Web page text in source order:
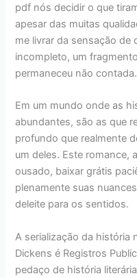
pdf nós decidir o que
apesar das muitas
me livrar da sensação de
incompleto, um
permaneceu não contada.
Em um mundo onde as
abundantes, são as que
profundo que realmente
um deles. Este romance,
ousado, baixar grátis
plenamente suas
deleite para os sentidos.
A serialização da história
Dickens é Registros
pedaço de história